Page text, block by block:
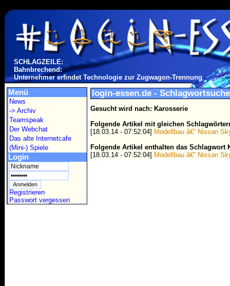
SCHLAGZEILE:
Bahnbrechend:
Unternehmer erfindet Technologie zur Zugwagon-Trennung
Menü
News
-> Archiv
Teamspeak
Der Webchat
Das alte Internetcafe
(Mini-) Spiele
Login
Registrieren
Passwort vergessen
login-essen.de - Schlagwortsuche
Gesucht wird nach: Karosserie
Folgende Artikel mit gleichen
[18.03.14 - 07:52:04] Modellbau â€“ Nissan
Folgende Artikel enthalten das Schlagwort
[18.03.14 - 07:52:04] Modellbau â€“ Nissan